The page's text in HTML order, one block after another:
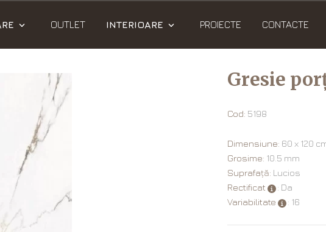
OUTLET INTERIOARE PROIECTE CONTACTE
Gresie
Cod: 5198
Dimensiune: 60 х 120
Grosime: 10.5 mm
Suprafață: Lucios
Rectificat
: Da
Variabilitate
: 16